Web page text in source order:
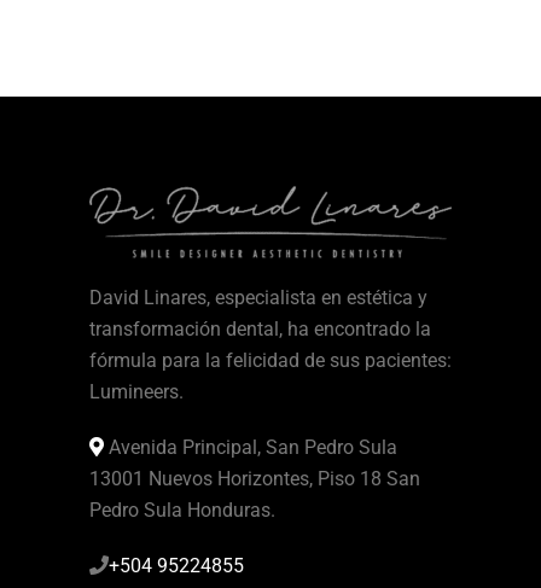
David Linares, especialista en estética y
transformación dental, ha encontrado la
fórmula para la felicidad de sus pacientes:
Lumineers.
Avenida Principal, San Pedro Sula
13001 Nuevos Horizontes, Piso 18 San
Pedro Sula Honduras.
+504 95224855